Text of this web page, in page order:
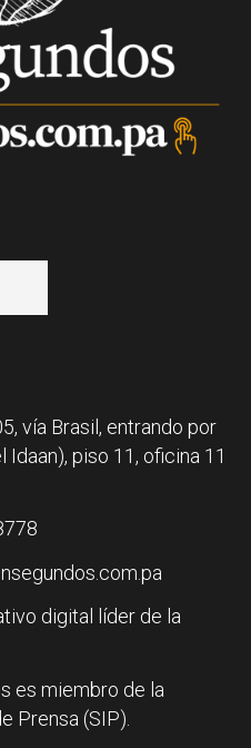
vía Brasil, entrando por
Idaan), piso 11, oficina 11
digital líder de la
es miembro de la
Prensa (SIP).